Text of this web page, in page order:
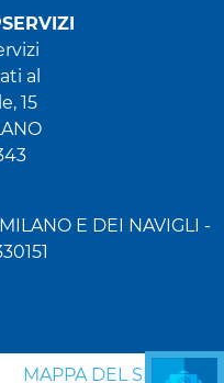
al
15
E DEI NAVIGLI -
MAPPA DEL SITO